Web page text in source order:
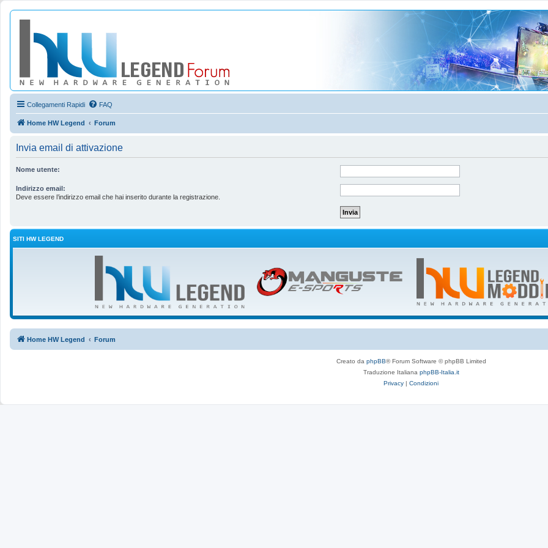
Collegamenti Rapidi FAQ
Home HW Legend Forum
Invia email di attivazione
Nome utente:
Indirizzo email:
Deve essere l’indirizzo email che hai inserito durante la registrazione.
SITI HW LEGEND
Home HW Legend Forum
Creato da phpBB® Forum Software © phpBB Limited
Traduzione Italiana phpBB-Italia.it
Privacy | Condizioni